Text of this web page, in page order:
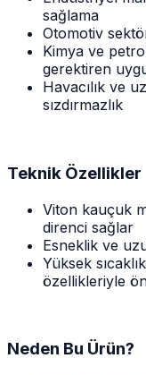
sağlama
Otomotiv
Kimya ve
gerektiren
Havacılık ve
sızdırmazlık
Teknik Özellikler
Viton kauçuk
direnci sağlar
Esneklik ve
Yüksek
özellikleriyle
Neden Bu Ürün?